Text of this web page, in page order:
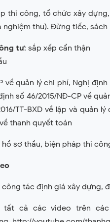
thi công, tổ chức xây
nghiệm thu). Đừng tiếc,
tư: sắp xếp cẩn thận
về quản lý chi phí, Nghị
số 46/2015/NĐ-CP về
TT-BXD về lập và quản
thanh quyết toán
hồ sơ thầu, biện pháp thi
tác định giá xây dựng,
cả các video trên các